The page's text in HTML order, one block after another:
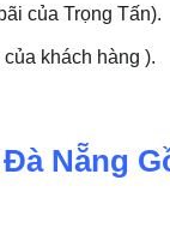
của Trọng Tấn).
khách hàng ).
Nẵng